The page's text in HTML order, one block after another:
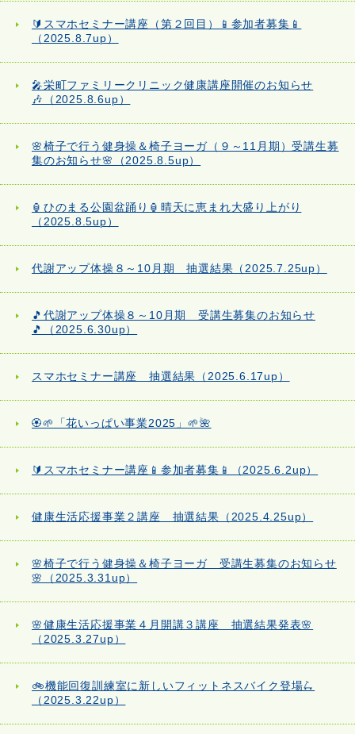
🔰スマホセミナー講座（第２回目）📱参加者募集📱
（2025.8.7up）
🎤栄町ファミリークリニック健康講座開催のお知らせ
🎶（2025.8.6up）
🌸椅子で行う健身操＆椅子ヨーガ（９～11月期）受講生募
集のお知らせ🌸（2025.8.5up）
🏮ひのまる公園盆踊り🏮晴天に恵まれ大盛り上がり
（2025.8.5up）
代謝アップ体操８～10月期 抽選結果（2025.7.25up）
🎵代謝アップ体操８～10月期 受講生募集のお知らせ
🎵（2025.6.30up）
スマホセミナー講座 抽選結果（2025.6.17up）
🏵️🌱「花いっぱい事業2025」🌱🌺
🔰スマホセミナー講座📱参加者募集📱（2025.6.2up）
健康生活応援事業２講座 抽選結果（2025.4.25up）
🌸椅子で行う健身操＆椅子ヨーガ 受講生募集のお知らせ
🌸（2025.3.31up）
🌸健康生活応援事業４月開講３講座 抽選結果発表🌸
（2025.3.27up）
🚲機能回復訓練室に新しいフィットネスバイク登場🛴
（2025.3.22up）